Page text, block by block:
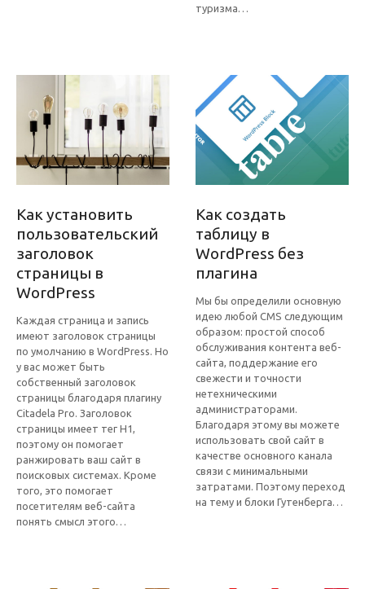
туризма…
Как установить
пользовательский
заголовок
страницы в
WordPress
Каждая страница и запись
имеют заголовок страницы
по умолчанию в WordPress. Но
у вас может быть
собственный заголовок
страницы благодаря плагину
Citadela Pro. Заголовок
страницы имеет тег H1,
поэтому он помогает
ранжировать ваш сайт в
поисковых системах. Кроме
того, это помогает
посетителям веб-сайта
понять смысл этого…
Как создать
таблицу в
WordPress без
плагина
Мы бы определили основную
идею любой CMS следующим
образом: простой способ
обслуживания контента веб-
сайта, поддержание его
свежести и точности
нетехническими
администраторами.
Благодаря этому вы можете
использовать свой сайт в
качестве основного канала
связи с минимальными
затратами. Поэтому переход
на тему и блоки Гутенберга…